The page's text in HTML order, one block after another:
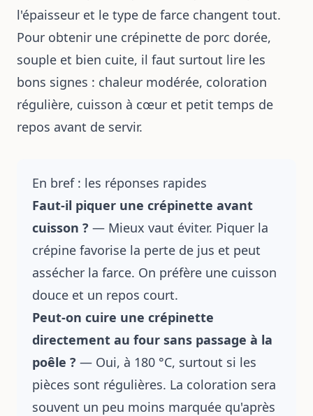
l'épaisseur et le type de farce changent tout.
Pour obtenir une crépinette de porc dorée,
souple et bien cuite, il faut surtout lire les
bons signes : chaleur modérée, coloration
régulière, cuisson à cœur et petit temps de
repos avant de servir.
En bref : les réponses rapides
Faut-il piquer une crépinette avant
cuisson ? — Mieux vaut éviter. Piquer la
crépine favorise la perte de jus et peut
assécher la farce. On préfère une cuisson
douce et un repos court.
Peut-on cuire une crépinette
directement au four sans passage à la
poêle ? — Oui, à 180 °C, surtout si les
pièces sont régulières. La coloration sera
souvent un peu moins marquée qu'après